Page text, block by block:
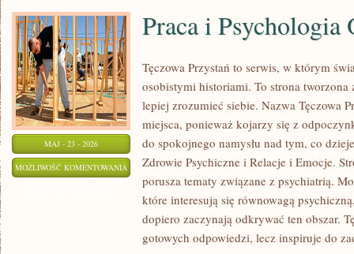
MAJ - 23 - 2026
MOŻLIWOŚĆ KOMENTOWANIA PRACA
PSYCHOLOGIA
ORGANIZACJI
Praca i Psychologia
Tęczowa Przystań to serwis, w którym
osobistymi historiami. To strona tworzona
lepiej zrozumieć siebie. Nazwa Tęczowa
miejsca, ponieważ kojarzy się z
do spokojnego namysłu nad tym, co
Zdrowie Psychiczne i Relacje i Emocje.
porusza tematy związane z psychiatrią.
które interesują się równowagą
dopiero zaczynają odkrywać ten obszar.
gotowych odpowiedzi, lecz inspiruje do